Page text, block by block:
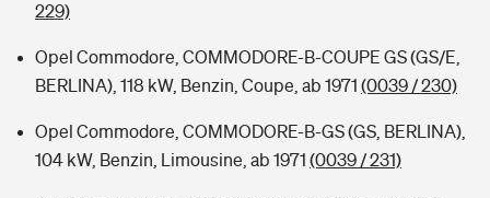
229)
Opel Commodore, COMMODORE-B-COUPE GS (GS/E,
BERLINA), 118 kW, Benzin, Coupe, ab 1971 (0039 / 230)
Opel Commodore, COMMODORE-B-GS (GS, BERLINA),
104 kW, Benzin, Limousine, ab 1971 (0039 / 231)